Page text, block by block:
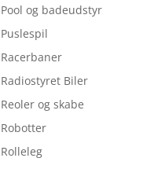
Pool og badeudstyr
Puslespil
Racerbaner
Radiostyret Biler
Reoler og skabe
Robotter
Rolleleg